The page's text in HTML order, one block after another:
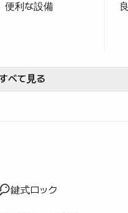
便利な設備
べて見る
鍵式ロック